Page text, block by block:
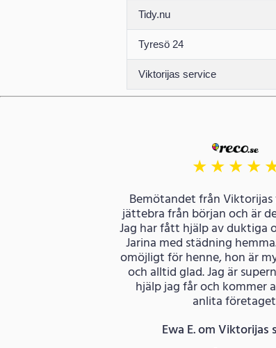
Tidy.nu
Tyresö 24
Viktorijas service
★★★★
Bemötandet från
jättebra från början och är
Jag har fått hjälp av duktiga
Jarina med städning
omöjligt för henne, hon är
och alltid glad. Jag är
hjälp jag får och kommer
anlita
Ewa E. om Viktorijas